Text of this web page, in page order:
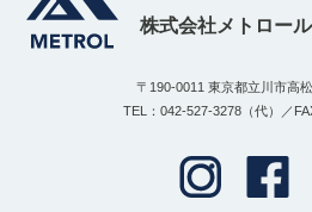
株式会社メトロール
〒190-0011 東京都立川市高
TEL：042-527-3278（代）／